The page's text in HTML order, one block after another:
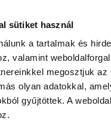
sütiket használ
a tartalmak és
valamint
megosztjuk
olyan adatokkal,
gyűjtöttek. A
1.2.1-14-